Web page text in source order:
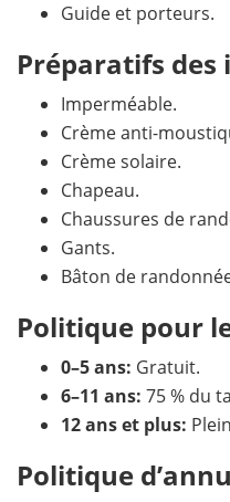
Guide et porteurs.
Préparatifs des
Imperméable.
Crème anti-
Crème solaire.
Chapeau.
Chaussures de
Gants.
Bâton de
Politique pour
0–5 ans: Gratuit.
6–11 ans: 75 % du
12 ans et plus:
Politique